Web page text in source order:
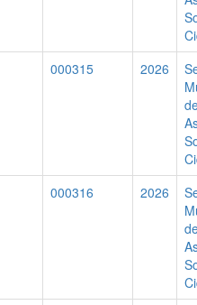
000315 2026
000316 2026